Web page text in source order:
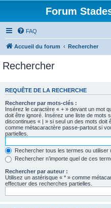
Forum
FAQ
Accueil du forum Rechercher
Rechercher
REQUÊTE DE LA RECHERCHE
Rechercher par mots-clés :
Insérez le caractère « + » devant un mot
doit être ignoré. Insérez une liste de mots
discontinues « | » si seul un des mots doit
comme métacaractère passe-partout si
partielles.
Rechercher tous les termes ou utiliser
Rechercher n’importe quel de ces
Rechercher par auteur :
Utilisez un astérisque « * » comme
effectuer des recherches partielles.